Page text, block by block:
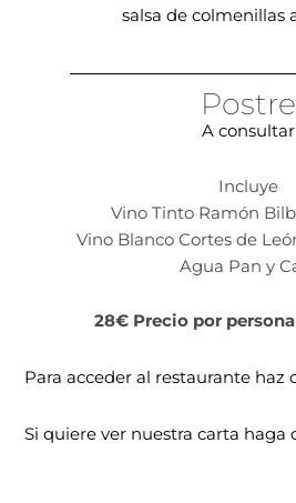
salsa de colmenillas
Postre
A consultar
Incluye
Vino Tinto Ramón
Vino Blanco Cortes de
Agua Pan y
28€ Precio por persona
Para acceder al restaurante haz
Si quiere ver nuestra carta haga